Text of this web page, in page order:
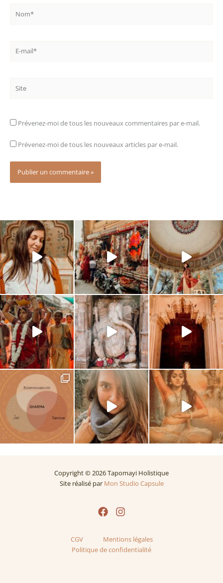
mail*
Prévenez-moi de tous les nouveaux commentaires par e-mail.
Prévenez-moi de tous les nouveaux articles par e-mail.
Copyright © 2026 Tapomayi Holistique
Site réalisé par Mon Studio Capsule
CGV
Mentions légales
Politique de confidentialité